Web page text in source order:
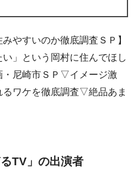
やすいのか徹底調査ＳＰ】
」という岡村に住んでほし
・尼崎市ＳＰ▽イメージ激
ワケを徹底調査▽絶品あま
TV」の出演者